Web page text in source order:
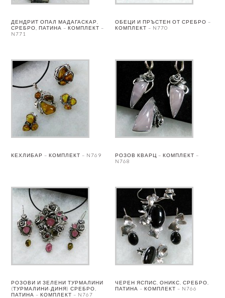
ДЕНДРИТ ОПАЛ МАДАГАСКАР,
СРЕБРО, ПАТИНА – КОМПЛЕКТ –
N771
ОБЕЦИ И ПРЪСТЕН ОТ СРЕБРО –
КОМПЛЕКТ – N770
КЕХЛИБАР – КОМПЛЕКТ – N769
РОЗОВ КВАРЦ – КОМПЛЕКТ –
N768
РОЗОВИ И ЗЕЛЕНИ ТУРМАЛИНИ
(ТУРМАЛИНИ-ДИНЯ) СРЕБРО,
ПАТИНА – КОМПЛЕКТ – N767
ЧЕРЕН ЯСПИС, ОНИКС, СРЕБРО,
ПАТИНА – КОМПЛЕКТ – N766